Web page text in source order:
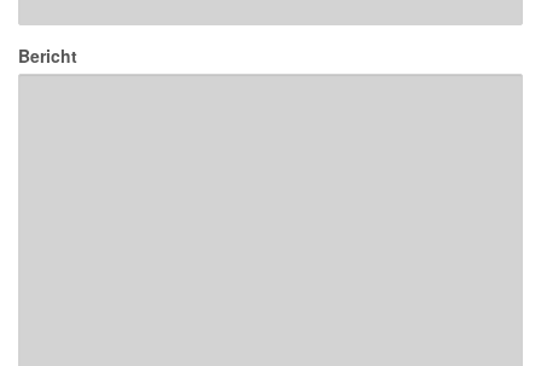
Bericht